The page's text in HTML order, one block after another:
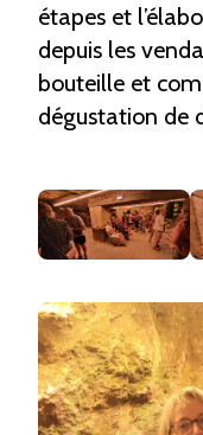
étapes et
depuis les
bouteille et
dégustation de